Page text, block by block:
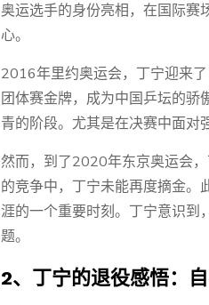
奥运选手的身份亮相，在国际赛
心。
2016年里约奥运会，丁宁迎来
团体赛金牌，成为中国乒坛的
青的阶段。尤其是在决赛中面对
然而，到了2020年东京奥运会
的竞争中，丁宁未能再度摘金。
涯的一个重要时刻。丁宁意识到
题。
2、丁宁的退役感悟：